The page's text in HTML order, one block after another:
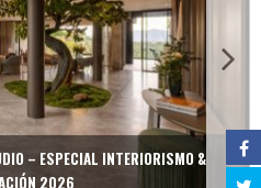
– ESPECIAL INTERIORISMO &
2026